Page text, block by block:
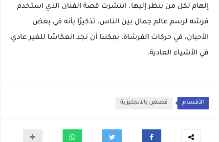
إلهام لكل من ينظر إليها. انتشرت قصة الفنان الذي استخدم
فرشه لرسم عالم جمال بين الناس، تذكيرًا بأنه في بعض
الأحيان، في حركات الفرشاة، يمكننا أن نجد انعكاسًا للغير عادي
في الأشياء العادية.
الأقسام قصص بالانجليزية